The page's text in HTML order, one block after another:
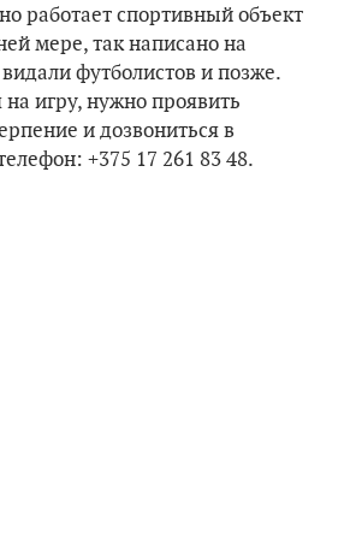
работает спортивный объект
мере, так написано на
футболистов и позже.
игру, нужно проявить
и дозвониться в
+375 17 261 83 48.